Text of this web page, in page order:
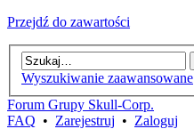
Przejdź do zawartości
Wyszukiwanie zaawansowane
Forum Grupy Skull-Corp.
FAQ • Zarejestruj • Zaloguj